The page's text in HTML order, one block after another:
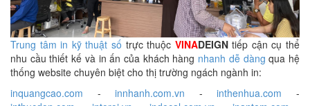
Trung tâm in kỹ thuật số trực thuộc VINADEIGNtiếp cận cụ thể
nhu cầu thiết kế và in ấn của khách hàng nhanh dễ dàng qua hệ
thống website chuyên biệt cho thị trường ngách ngành in:
inquangcao.com -innhanh.com.vn -inthenhua.com -